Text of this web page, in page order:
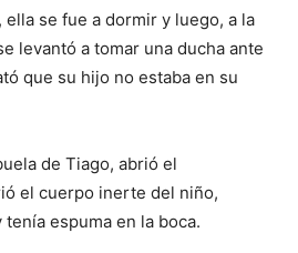
, ella se fue a dormir y luego, a la
levantó a tomar una ducha ante
que su hijo no estaba en su
de Tiago, abrió el
el cuerpo inerte del niño,
espuma en la boca.